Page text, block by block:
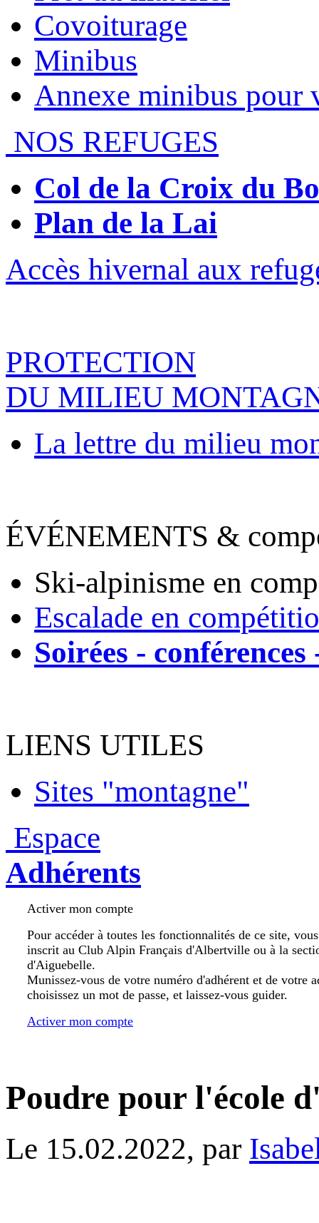
Covoiturage
Minibus
Annexe minibus pour
NOS REFUGES
Col de la Croix du
Plan de la Lai
Accès hivernal aux
PROTECTION
DU MILIEU
La lettre du milieu
ÉVÉNEMENTS &
Ski-alpinisme en
Escalade en
Soirées - conférences
LIENS UTILES
Sites "montagne"
Espace
Adhérents
Activer mon compte
Pour accéder à toutes les fonctionnalités de ce site,
inscrit au Club Alpin Français d'Albertville ou à la
d'Aiguebelle.
Munissez-vous de votre numéro d'adhérent et de votre
choisissez un mot de passe, et laissez-vous guider.
Activer mon compte
Poudre pour l'école
Le 15.02.2022, par